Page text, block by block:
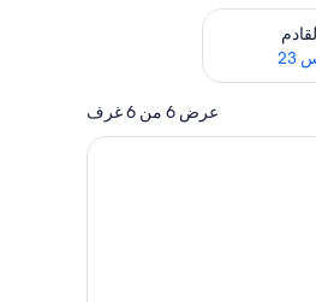
القادم للفترة أغسطس 21 - أغسطس 23
عرض 6 من 6 غرف